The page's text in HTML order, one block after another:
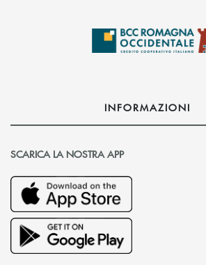
INFORMAZIONI
SCARICA LA NOSTRA APP